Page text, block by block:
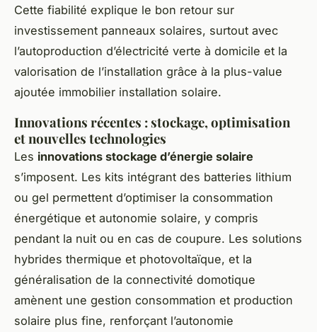
Cette fiabilité explique le bon retour sur
investissement panneaux solaires, surtout avec
l’autoproduction d’électricité verte à domicile et la
valorisation de l’installation grâce à la plus-value
ajoutée immobilier installation solaire.
Innovations récentes : stockage, optimisation
et nouvelles technologies
Les innovations stockage d’énergie solaire
s’imposent. Les kits intégrant des batteries lithium
ou gel permettent d’optimiser la consommation
énergétique et autonomie solaire, y compris
pendant la nuit ou en cas de coupure. Les solutions
hybrides thermique et photovoltaïque, et la
généralisation de la connectivité domotique
amènent une gestion consommation et production
solaire plus fine, renforçant l’autonomie